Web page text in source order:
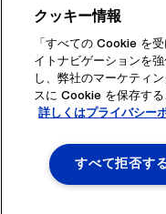
1217 Meyrin
Switzerland
Tel. :
+41 22 706 11 11
Fax : +41 22 794 94 78
フォローする
クッキー情報
「すべての Cookie を
イトナビゲーションを
し、弊社のマーケティ
スに Cookie を保存する
詳しくはプライバシー
すべて拒否す